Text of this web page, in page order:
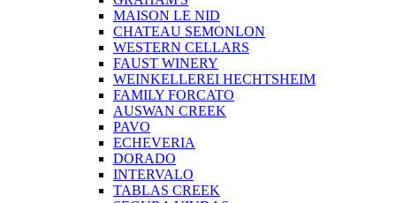
MAISON LE NID
CHATEAU SEMONLON
WESTERN CELLARS
FAUST WINERY
WEINKELLEREI HECHTSHEIM
FAMILY FORCATO
AUSWAN CREEK
PAVO
ECHEVERIA
DORADO
INTERVALO
TABLAS CREEK